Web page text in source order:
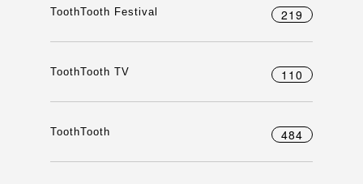
ToothTooth Festival 219
ToothTooth TV 110
ToothTooth 484